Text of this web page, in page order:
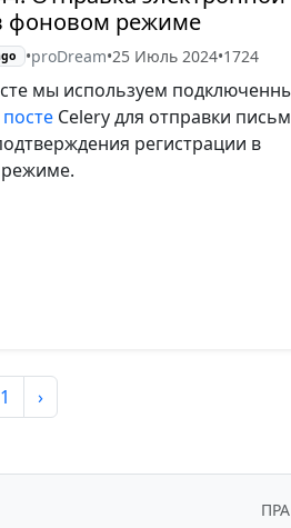
фоновом режиме
•proDream•25 Июль 2024•1724
мы используем
Celery для отправки
регистрации в
›